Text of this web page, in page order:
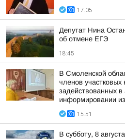
17:05
Депутат Нина
об отмене ЕГЭ
18:45
В Смоленской
членов участковых
задействованных в
информировании
15:51
В субботу, 8